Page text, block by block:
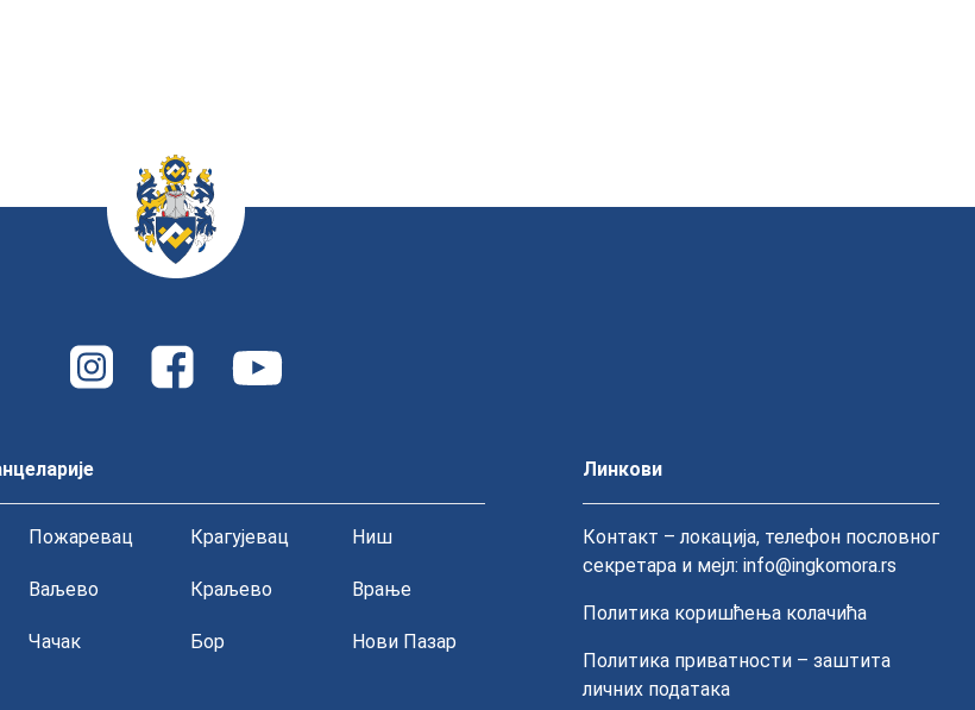
Пожаревац
Ваљево
Чачак
Крагујевац
Краљево
Бор
Ниш
Врање
Нови Пазар
Линкови
Контакт – локација, телефон пословног
секретара и мејл: info@ingkomora.rs
Политика коришћења колачића
Политика приватности – заштита
личних података